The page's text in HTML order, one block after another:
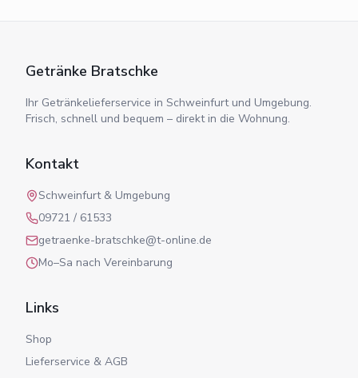
Getränke Bratschke
Ihr Getränkelieferservice in Schweinfurt und Umgebung.
Frisch, schnell und bequem – direkt in die Wohnung.
Kontakt
Schweinfurt & Umgebung
09721 / 61533
getraenke-bratschke@t-online.de
Mo–Sa nach Vereinbarung
Links
Shop
Lieferservice & AGB